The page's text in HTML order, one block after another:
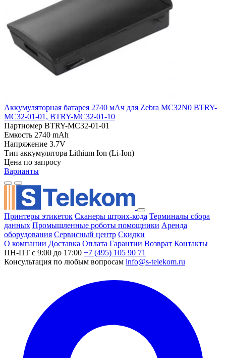
Аккумуляторная батарея 2740 мАч для Zebra MC32N0 BTRY-
MC32-01-01, BTRY-MC32-01-10
Партномер BTRY-MC32-01-01
Емкость 2740 mAh
Напряжение 3.7V
Тип аккумулятора Lithium Ion (Li-Ion)
Цена по запросу
Варианты
Принтеры этикеток Сканеры штрих-кода Терминалы сбора
данных Промышленные роботы помощники Аренда
оборудования Сервисный центр Скидки
О компании Доставка Оплата Гарантии Возврат Контакты
ПН-ПТ с 9:00 до 17:00 +7 (495) 105 90 71
Консультация по любым вопросам info@s-telekom.ru